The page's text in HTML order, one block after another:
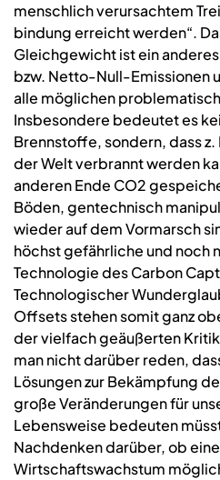
menschlich verursachtem
bindung erreicht werden“.
Gleichgewicht ist ein
bzw. Netto-Null-Emissionen
alle möglichen
Insbesondere bedeutet es
Brennstoffe, sondern, dass z.
der Welt verbrannt werden
anderen Ende CO2
Böden, gentechnisch
wieder auf dem Vormarsch
höchst gefährliche und noch
Technologie des Carbon
Technologischer
Offsets stehen somit ganz
der vielfach geäußerten
man nicht darüber reden,
Lösungen zur Bekämpfung
große Veränderungen für
Lebensweise bedeuten
Nachdenken darüber, ob
Wirtschaftswachstum